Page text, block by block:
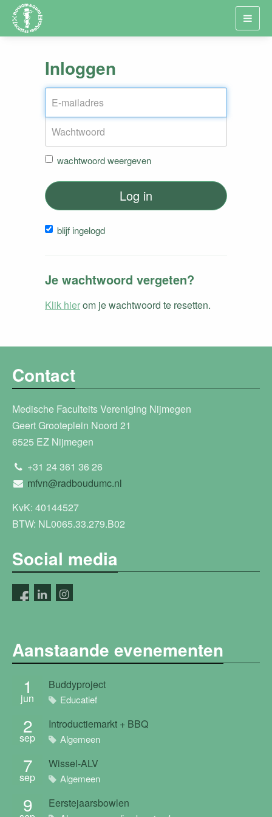
Inloggen
wachtwoord weergeven
Log in
blijf ingelogd
Je wachtwoord vergeten?
Klik hierom je wachtwoord te resetten.
Contact
Medische Faculteits Vereniging Nijmegen
Geert Grooteplein Noord 21
6525 EZ Nijmegen
+31 24 361 36 26
mfvn@radboudumc.nl
KvK: 40144527
BTW: NL0065.33.279.B02
Social media
Aanstaande evenementen
1
jun
Buddyproject
Educatief
2
sep
Introductiemarkt + BBQ
Algemeen
7
sep
Wissel-ALV
Algemeen
9 Eerstejaarsbowlen